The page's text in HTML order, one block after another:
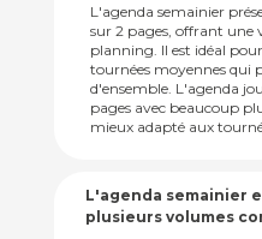
L'agenda semainier
sur 2 pages, offrant une
planning. Il est idéal
tournées moyennes qui
d'ensemble. L'agenda
pages avec beaucoup
mieux adapté aux
L'agenda semainier
plusieurs volumes